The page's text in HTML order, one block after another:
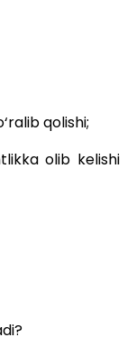
qolishi;
olib kelishi